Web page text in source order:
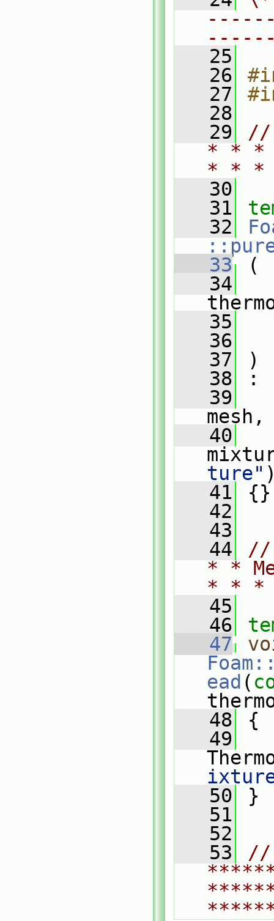
   25
   26
   27
   28
   29
//
* * *
* *
   30
   31
   32
   33
(
   34
   35
   36
   37
)
   38
:
   39
mesh,
   40
ture"
   41
{}
   42
   43
   44
//
* *
* *
   45
   46
   47
ead (
   48
{
   49
   50
}
   51
   52
   53
//